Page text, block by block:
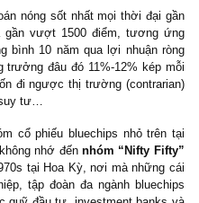
khi được cấp quyền ngay lập
nóng sốt nhất mọi thời
đã gần vượt 1500 điểm,
trưởng đâu đó 11%-12%
vốn đi ngược thị trường
để suy tư…